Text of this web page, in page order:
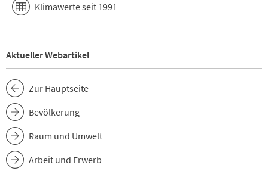
Klimawerte seit 1991
Aktueller Webartikel
Zur Hauptseite
Bevölkerung
Raum und Umwelt
Arbeit und Erwerb